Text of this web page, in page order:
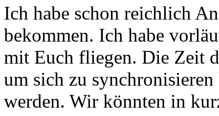
Ich habe schon reichlich
bekommen. Ich habe
mit Euch fliegen. Die Zeit
um sich zu
werden. Wir könnten in